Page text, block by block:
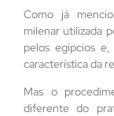
Como já
milenar utilizada
pelos egípcios
característica da
Mas o
diferente do